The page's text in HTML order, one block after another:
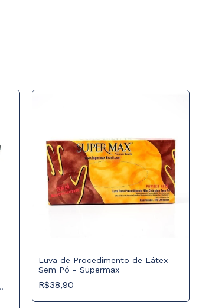
Luva de Procedimento de Látex
Sem Pó - Supermax
R$38,90